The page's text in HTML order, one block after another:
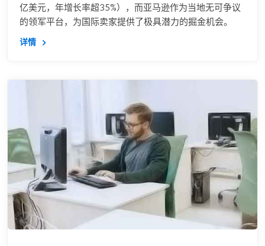
亿美元，年增长率超35%），而亚马逊作为当地无可争议
的领军平台，为国际卖家提供了极具潜力的掘金机会。
详情